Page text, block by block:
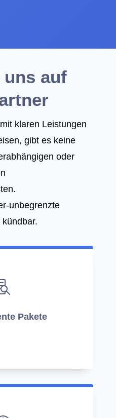
auf
klaren Leistungen
gibt es keine
oder
unbegrenzte
Pakete